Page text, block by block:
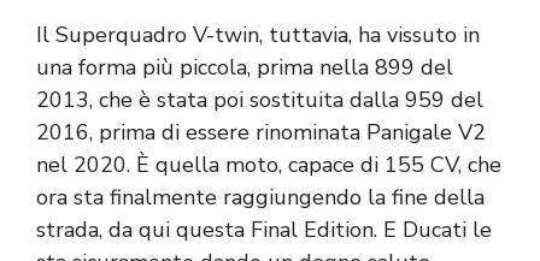
Il Superquadro V-twin, tuttavia, ha vissuto in
una forma più piccola, prima nella 899 del
2013, che è stata poi sostituita dalla 959 del
2016, prima di essere rinominata Panigale V2
nel 2020. È quella moto, capace di 155 CV, che
ora sta finalmente raggiungendo la fine della
strada, da qui questa Final Edition. E Ducati le